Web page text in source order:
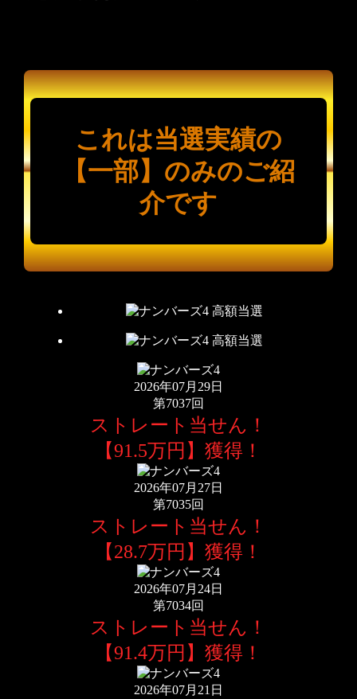
これは当選実績の
【一部】のみのご紹
介です
2026年07月29日
第7037回
ストレート当せん！
【91.5万円】獲得！
2026年07月27日
第7035回
ストレート当せん！
【28.7万円】獲得！
2026年07月24日
第7034回
ストレート当せん！
【91.4万円】獲得！
2026年07月21日